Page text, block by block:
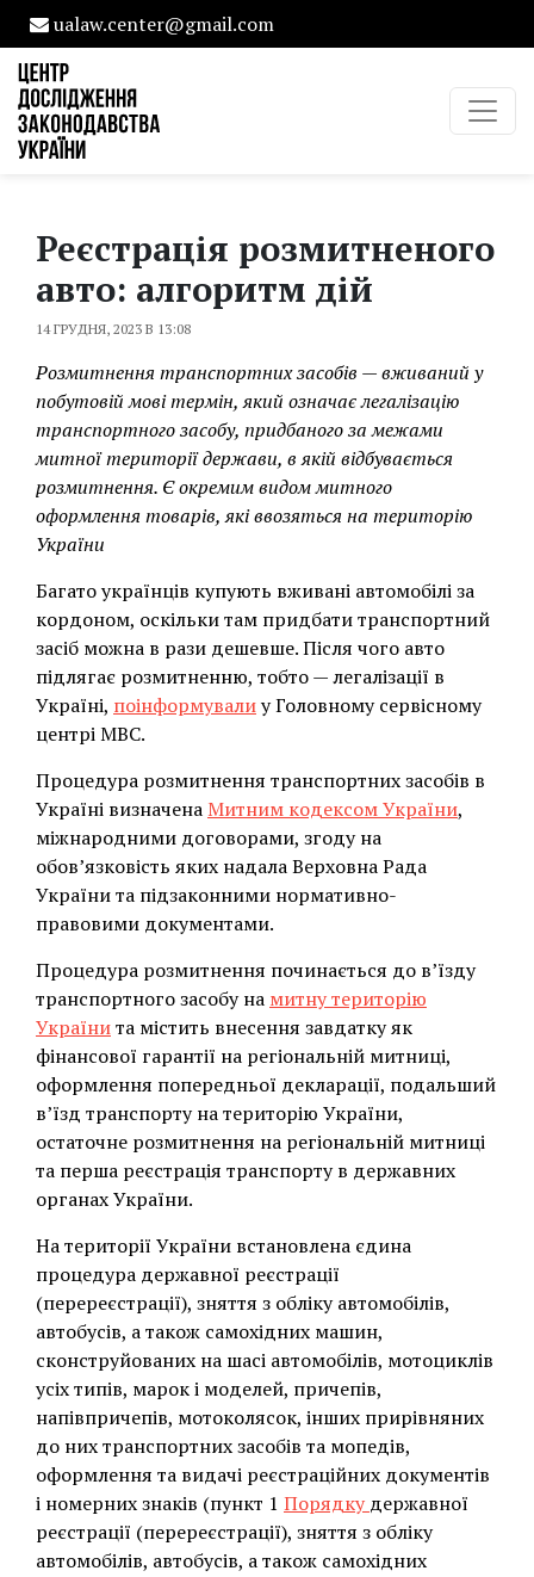
ualaw.center@gmail.com
Реєстрація розмитненого
авто: алгоритм дій
14 ГРУДНЯ, 2023 В 13:08
Розмитнення транспортних засобів — вживаний у
побутовій мові термін, який означає легалізацію
транспортного засобу, придбаного за межами
митної території держави, в якій відбувається
розмитнення. Є окремим видом митного
оформлення товарів, які ввозяться на територію
України
Багато українців купують вживані автомобілі за
кордоном, оскільки там придбати транспортний
засіб можна в рази дешевше. Після чого авто
підлягає розмитненню, тобто — легалізації в
Україні, поінформувалиу Головному сервісному
центрі МВС.
Процедура розмитнення транспортних засобів в
Україні визначенаМитним кодексом України,
міжнародними договорами, згоду на
обов’язковість яких надала Верховна Рада
України та підзаконними нормативно-
правовими документами.
Процедура розмитнення починається до в’їзду
транспортного засобу на митну територію
Українита містить внесення завдатку як
фінансової гарантії на регіональній митниці,
оформлення попередньої декларації, подальший
в’їзд транспорту на територію України,
остаточне розмитнення на регіональній митниці
та перша реєстрація транспорту в державних
органах України.
На території України встановлена єдина
процедура державної реєстрації
(перереєстрації), зняття з обліку автомобілів,
автобусів, а також самохідних машин,
сконструйованих на шасі автомобілів, мотоциклів
усіх типів, марок і моделей, причепів,
напівпричепів, мотоколясок, інших прирівняних
до них транспортних засобів та мопедів,
оформлення та видачі реєстраційних документів
і номерних знаків (пункт 1 Порядку державної
реєстрації (перереєстрації), зняття з обліку
автомобілів, автобусів, а також самохідних